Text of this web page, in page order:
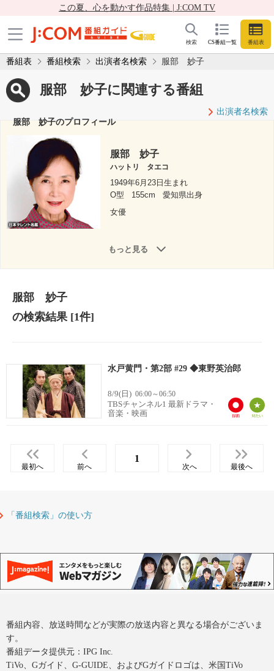
この夏、心を動かす作品特集 | J:COM TV
CS番組一覧 番組表
検索
番組表 番組検索 出演者名検索 服部 妙子
服部 妙子に関連する番組
出演者名検索
服部 妙子のプロフィール
服部 妙子
ハットリ タエコ
1949年6月23日生まれ
O型
155cm
愛知県出身
女優
もっと見る
服部 妙子
の検索結果[1件]
水戸黄門・第2部 #29 ◆東野英治郎
8/9(日) 06:00～06:50
TBSチャンネル1 最新ドラマ・
音楽・映画
最初へ 前へ
1
次へ 最後へ
「番組検索」の使い方
番組内容、放送時間などが実際の放送内容と異なる場合がございま
す。
番組データ提供元：IPG Inc.
TiVo、Gガイド、G-GUIDE、およびGガイドロゴは、米国TiVo